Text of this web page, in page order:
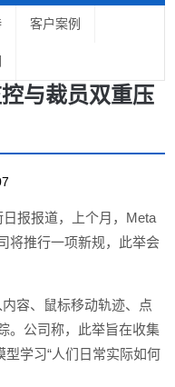
客户案例
与裁员双重压
报报道，上个月，Meta
将推行一项新规，此举会
容、鼠标移动轨迹、点
。公司称，此举旨在收集
学习“人们日常实际如何